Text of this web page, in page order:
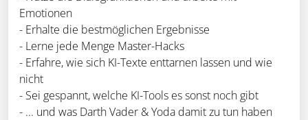
Emotionen
- Erhalte die bestmöglichen Ergebnisse
- Lerne jede Menge Master-Hacks
- Erfahre, wie sich KI-Texte enttarnen lassen und wie
nicht
- Sei gespannt, welche KI-Tools es sonst noch gibt
- ... und was Darth Vader & Yoda damit zu tun haben